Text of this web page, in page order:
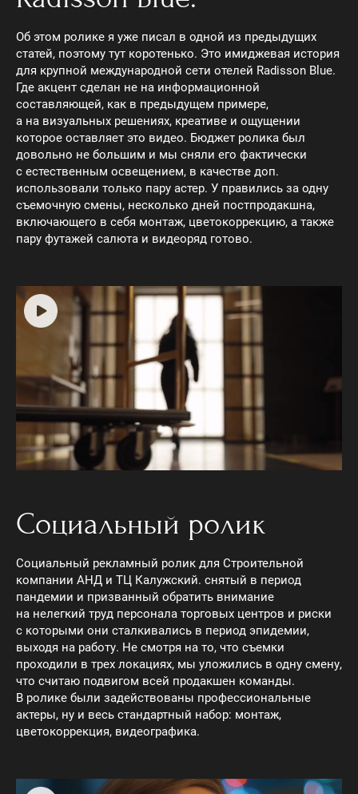
Об этом ролике я уже писал в одной из предыдущих
статей, поэтому тут коротенько. Это имиджевая история
для крупной международной сети отелей Radisson Blue.
Где акцент сделан не на информационной
составляющей, как в предыдущем примере,
а на визуальных решениях, креативе и ощущении
которое оставляет это видео. Бюджет ролика был
довольно не большим и мы сняли его фактически
с естественным освещением, в качестве доп.
использовали только пару астер. У правились за одну
съемочную смены, несколько дней постпродакшна,
включающего в себя монтаж, цветокоррекцию, а также
пару футажей салюта и видеоряд готово.
Социальный ролик
Социальный рекламный ролик для Строительной
компании АНД и ТЦ Калужский. снятый в период
пандемии и призванный обратить внимание
на нелегкий труд персонала торговых центров и риски
с которыми они сталкивались в период эпидемии,
выходя на работу. Не смотря на то, что съемки
проходили в трех локациях, мы уложились в одну смену,
что считаю подвигом всей продакшен команды.
В ролике были задействованы профессиональные
актеры, ну и весь стандартный набор: монтаж,
цветокоррекция, видеографика.